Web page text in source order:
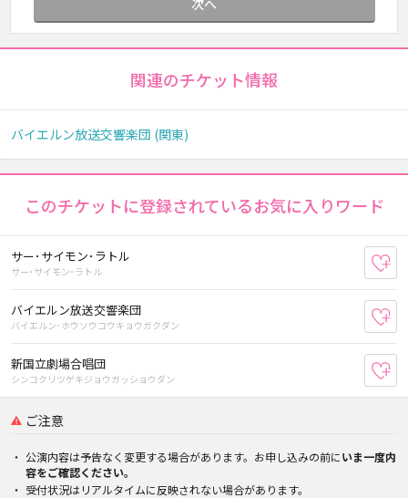
次へ
関連のチケット情報
バイエルン放送交響楽団 (関東)
このチケットに登録されているお気に入りワード
サー･サイモン･ラトル
サー･サイモン･ラトル
バイエルン放送交響楽団
バイエルン･ホウソウコウキョウガクダン
新国立劇場合唱団
シンコクリツゲキジョウガッショウダン
ご注意
公演内容は予告なく変更する場合があります。お申し込みの前にいま一度内
容をご確認ください。
受付状況はリアルタイムに反映されない場合があります。